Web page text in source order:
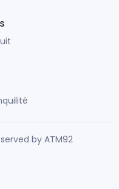
by ATM92